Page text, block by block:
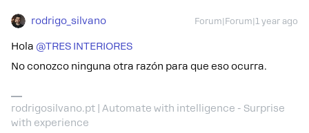
rodrigo_silvano Forum|Forum|1 year ago
Hola ​ @TRES INTERIORES
No conozco ninguna otra razón para que eso ocurra.
rodrigosilvano.pt | Automate with intelligence - Surprise
with experience